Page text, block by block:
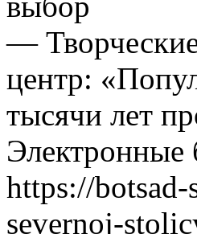
—
центр:
тысячи лет
Электронные
https://
severnoj-